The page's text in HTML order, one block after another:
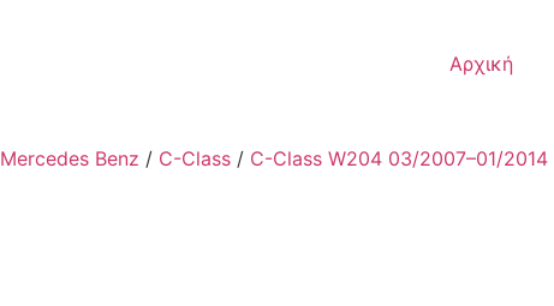
Αρχική
Mercedes Benz / C-Class / C-Class W204 03/2007–01/2014